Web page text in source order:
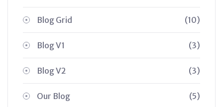
Blog Grid (10)
Blog V1 (3)
Blog V2 (3)
Our Blog (5)